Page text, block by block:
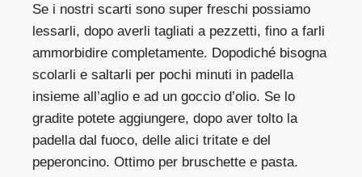
Se i nostri scarti sono super freschi possiamo
lessarli, dopo averli tagliati a pezzetti, fino a farli
ammorbidire completamente. Dopodiché bisogna
scolarli e saltarli per pochi minuti in padella
insieme all’aglio e ad un goccio d’olio. Se lo
gradite potete aggiungere, dopo aver tolto la
padella dal fuoco, delle alici tritate e del
peperoncino. Ottimo per bruschette e pasta.